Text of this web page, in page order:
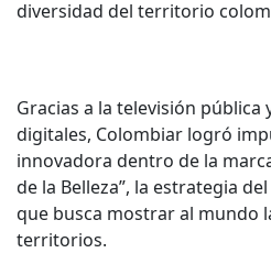
diversidad del territorio
Gracias a la televisión pública
digitales, Colombiar logró
innovadora dentro de la
de la Belleza”, la estrategia
que busca mostrar al mundo
territorios.